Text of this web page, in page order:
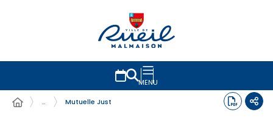
MENU
…
Mutuelle Just